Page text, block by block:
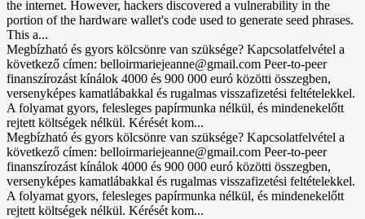
the internet. However, hackers discovered a vulnerability in the
portion of the hardware wallet's code used to generate seed phrases.
This a...
Megbízható és gyors kölcsönre van szüksége? Kapcsolatfelvétel a
következő címen: belloirmariejeanne@gmail.com Peer-to-peer
finanszírozást kínálok 4000 és 900 000 euró közötti összegben,
versenyképes kamatlábakkal és rugalmas visszafizetési feltételekkel.
A folyamat gyors, felesleges papírmunka nélkül, és mindenekelőtt
rejtett költségek nélkül. Kérését kom...
Megbízható és gyors kölcsönre van szüksége? Kapcsolatfelvétel a
következő címen: belloirmariejeanne@gmail.com Peer-to-peer
finanszírozást kínálok 4000 és 900 000 euró közötti összegben,
versenyképes kamatlábakkal és rugalmas visszafizetési feltételekkel.
A folyamat gyors, felesleges papírmunka nélkül, és mindenekelőtt
rejtett költségek nélkül. Kérését kom...